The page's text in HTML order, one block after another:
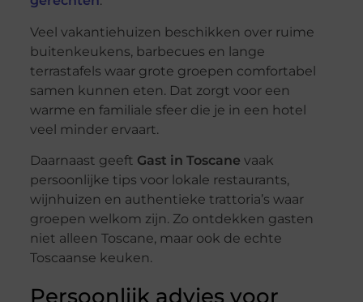
Veel vakantiehuizen beschikken over ruime
buitenkeukens, barbecues en lange
terrastafels waar grote groepen comfortabel
samen kunnen eten. Dat zorgt voor een
warme en familiale sfeer die je in een hotel
veel minder ervaart.
Daarnaast geeft Gast in Toscane vaak
persoonlijke tips voor lokale restaurants,
wijnhuizen en authentieke trattoria’s waar
groepen welkom zijn. Zo ontdekken gasten
niet alleen Toscane, maar ook de echte
Toscaanse keuken.
Persoonlijk advies voor